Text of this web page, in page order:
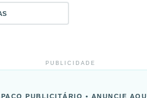
PUBLICIDADE
PUBLICITÁRIO • ANUNCIE AQUI